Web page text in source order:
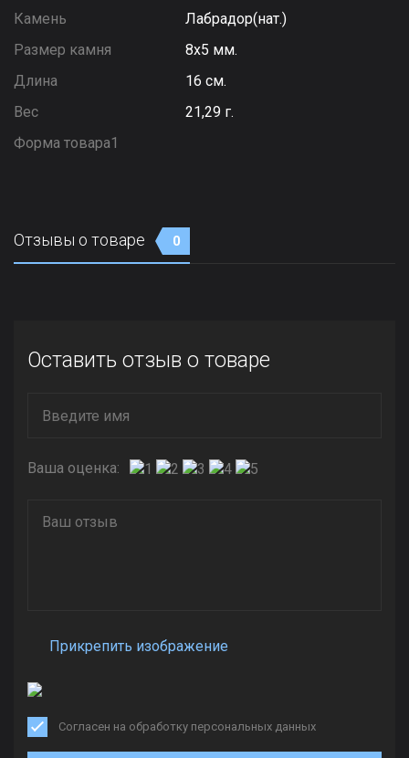
Камень
Лабрадор(нат.)
Размер камня
8х5 мм.
Длина
16 см.
Вес
21,29 г.
Форма товара1
Отзывы о товаре 0
Оставить отзыв о товаре
Ваша оценка:
Прикрепить изображение
Согласен на обработку персональных данных